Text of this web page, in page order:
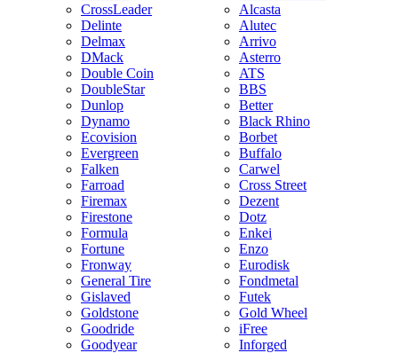
CrossLeader
Delinte
Delmax
DMack
Double Coin
DoubleStar
Dunlop
Dynamo
Ecovision
Evergreen
Falken
Farroad
Firemax
Firestone
Formula
Fortune
Fronway
General Tire
Gislaved
Goldstone
Goodride
Goodyear
Alcasta
Alutec
Arrivo
Asterro
ATS
BBS
Better
Black Rhino
Borbet
Buffalo
Carwel
Cross Street
Dezent
Dotz
Enkei
Enzo
Eurodisk
Fondmetal
Futek
Gold Wheel
iFree
Inforged